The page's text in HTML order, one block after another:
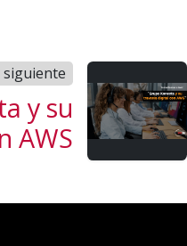
siguiente
y su
AWS